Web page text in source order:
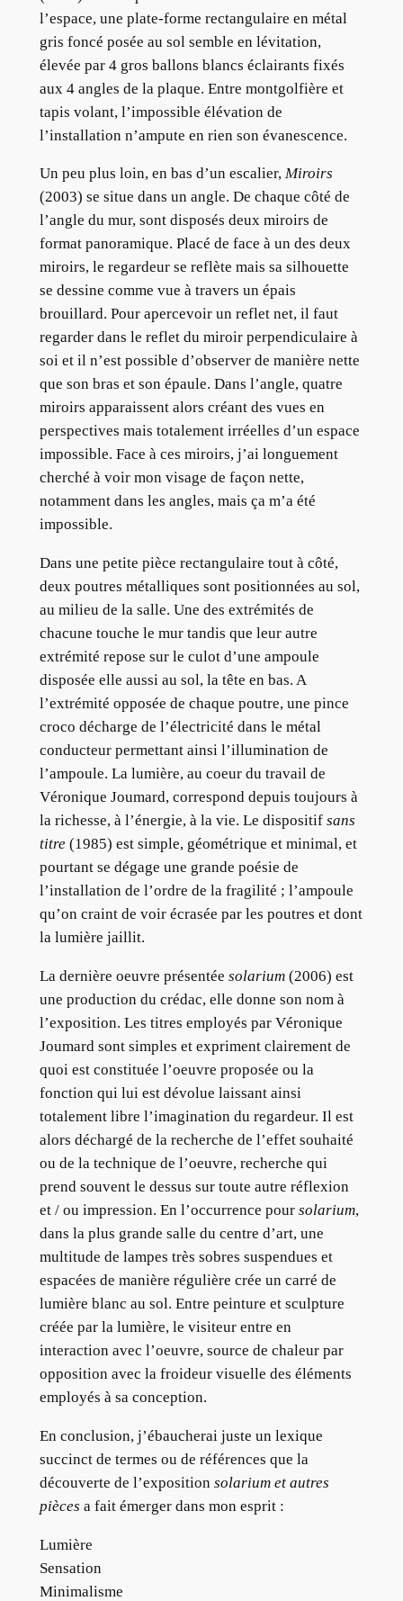
l’espace, une plate-forme rectangulaire en métal
gris foncé posée au sol semble en lévitation,
élevée par 4 gros ballons blancs éclairants fixés
aux 4 angles de la plaque. Entre montgolfière et
tapis volant, l’impossible élévation de
l’installation n’ampute en rien son évanescence.
Un peu plus loin, en bas d’un escalier, Miroirs
(2003) se situe dans un angle. De chaque côté de
l’angle du mur, sont disposés deux miroirs de
format panoramique. Placé de face à un des deux
miroirs, le regardeur se reflète mais sa silhouette
se dessine comme vue à travers un épais
brouillard. Pour apercevoir un reflet net, il faut
regarder dans le reflet du miroir perpendiculaire à
soi et il n’est possible d’observer de manière nette
que son bras et son épaule. Dans l’angle, quatre
miroirs apparaissent alors créant des vues en
perspectives mais totalement irréelles d’un espace
impossible. Face à ces miroirs, j’ai longuement
cherché à voir mon visage de façon nette,
notamment dans les angles, mais ça m’a été
impossible.
Dans une petite pièce rectangulaire tout à côté,
deux poutres métalliques sont positionnées au sol,
au milieu de la salle. Une des extrémités de
chacune touche le mur tandis que leur autre
extrémité repose sur le culot d’une ampoule
disposée elle aussi au sol, la tête en bas. A
l’extrémité opposée de chaque poutre, une pince
croco décharge de l’électricité dans le métal
conducteur permettant ainsi l’illumination de
l’ampoule. La lumière, au coeur du travail de
Véronique Joumard, correspond depuis toujours à
la richesse, à l’énergie, à la vie. Le dispositif sans
titre(1985) est simple, géométrique et minimal, et
pourtant se dégage une grande poésie de
l’installation de l’ordre de la fragilité ; l’ampoule
qu’on craint de voir écrasée par les poutres et dont
la lumière jaillit.
La dernière oeuvre présentée solarium(2006) est
une production du crédac, elle donne son nom à
l’exposition. Les titres employés par Véronique
Joumard sont simples et expriment clairement de
quoi est constituée l’oeuvre proposée ou la
fonction qui lui est dévolue laissant ainsi
totalement libre l’imagination du regardeur. Il est
alors déchargé de la recherche de l’effet souhaité
ou de la technique de l’oeuvre, recherche qui
prend souvent le dessus sur toute autre réflexion
et / ou impression. En l’occurrence pour solarium,
dans la plus grande salle du centre d’art, une
multitude de lampes très sobres suspendues et
espacées de manière régulière crée un carré de
lumière blanc au sol. Entre peinture et sculpture
créée par la lumière, le visiteur entre en
interaction avec l’oeuvre, source de chaleur par
opposition avec la froideur visuelle des éléments
employés à sa conception.
En conclusion, j’ébaucherai juste un lexique
succinct de termes ou de références que la
découverte de l’exposition solarium et autres
pièces a fait émerger dans mon esprit :
Lumière
Sensation
Minimalisme